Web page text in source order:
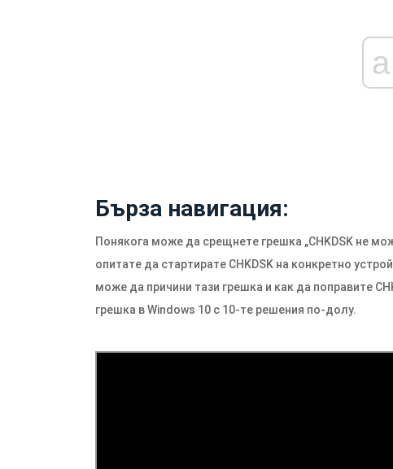
Бърза навигация:
Понякога може да срещнете грешка „CHKDSK не
опитате да стартирате CHKDSK на конкретно
може да причини тази грешка и как да поправите
грешка в Windows 10 с 10-те решения по-долу.